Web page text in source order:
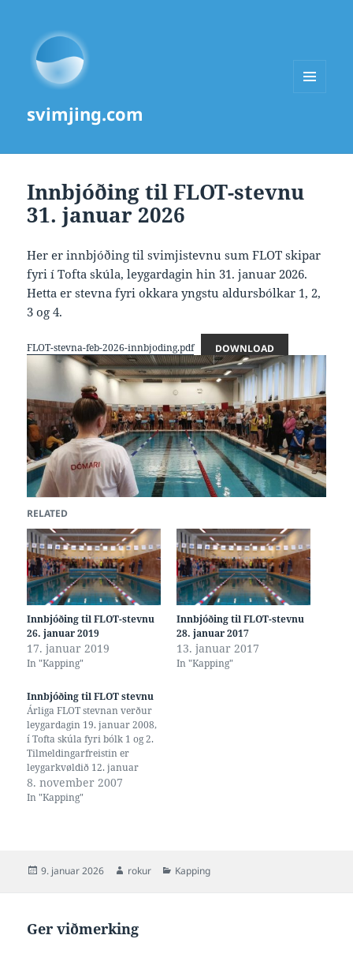
svimjing.com
Innbjóðing til FLOT-stevnu
31. januar 2026
Her er innbjóðing til svimjistevnu sum FLOT skipar
fyri í Tofta skúla, leygardagin hin 31. januar 2026.
Hetta er stevna fyri okkara yngstu aldursbólkar 1, 2,
3 og 4.
FLOT-stevna-feb-2026-innbjoding.pdf DOWNLOAD
RELATED
Innbjóðing til FLOT-stevnu
26. januar 2019
17. januar 2019
In "Kapping"
Innbjóðing til FLOT-stevnu
28. januar 2017
13. januar 2017
In "Kapping"
Innbjóðing til FLOT stevnu
Árliga FLOT stevnan verður
leygardagin 19. januar 2008,
í Tofta skúla fyri bólk 1 og 2.
Tilmeldingarfreistin er
leygarkvøldið 12. januar
2008 kl 19:00, um talan er
um WinGrodan
8. november 2007
In "Kapping"
Posted
9. januar 2026 Author
rokur Categories
Kapping
Ger viðmerking